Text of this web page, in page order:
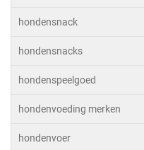
hondensnack
hondensnacks
hondenspeelgoed
hondenvoeding merken
hondenvoer